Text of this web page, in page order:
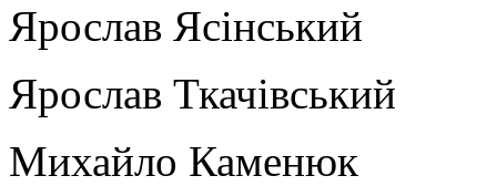
Ярослав Ясінський
Ярослав Ткачівський
Михайло Каменюк